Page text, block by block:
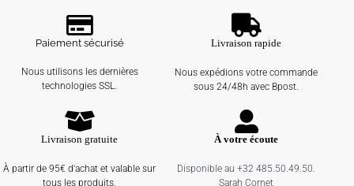
Paiement sécurisé
Nous utilisons les dernières
technologies SSL.
Livraison rapide
Nous expédions votre commande
sous 24/48h avec Bpost.
Livraison gratuite
À partir de 95€ d'achat et valable sur
tous les produits.
À votre écoute
Disponible au +32 485.50.49.50.
Sarah Cornet